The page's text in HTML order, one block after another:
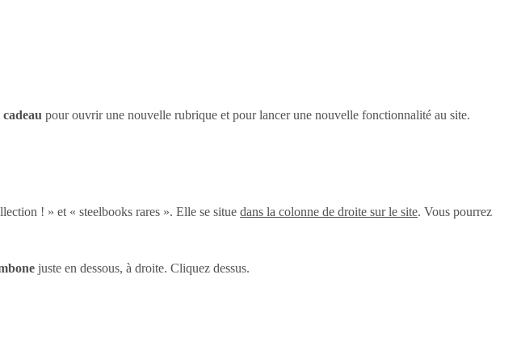
cadeau pour ouvrir une nouvelle rubrique et pour lancer une nouvelle fonctionnalité au site.
! » et « steelbooks rares ». Elle se situe dans la colonne de droite sur le site. Vous pourrez
juste en dessous, à droite. Cliquez dessus.